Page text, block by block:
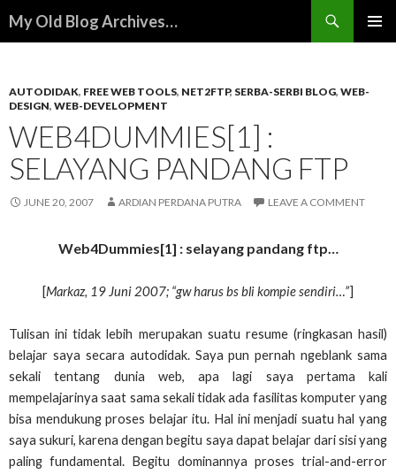
My Old Blog Archives…
AUTODIDAK, FREE WEB TOOLS, NET2FTP, SERBA-SERBI BLOG, WEB-
DESIGN, WEB-DEVELOPMENT
WEB4DUMMIES[1] :
SELAYANG PANDANG FTP
JUNE 20, 2007 ARDIAN PERDANA PUTRA LEAVE A COMMENT
Web4Dummies[1] : selayang pandang ftp…
[Markaz, 19 Juni 2007; “gw harus bs bli kompie sendiri…”]
Tulisan ini tidak lebih merupakan suatu resume (ringkasan hasil)
belajar saya secara autodidak. Saya pun pernah ngeblank sama
sekali tentang dunia web, apa lagi saya pertama kali
mempelajarinya saat sama sekali tidak ada fasilitas komputer yang
bisa mendukung proses belajar itu. Hal ini menjadi suatu hal yang
saya sukuri, karena dengan begitu saya dapat belajar dari sisi yang
paling fundamental. Begitu dominannya proses trial-and-error